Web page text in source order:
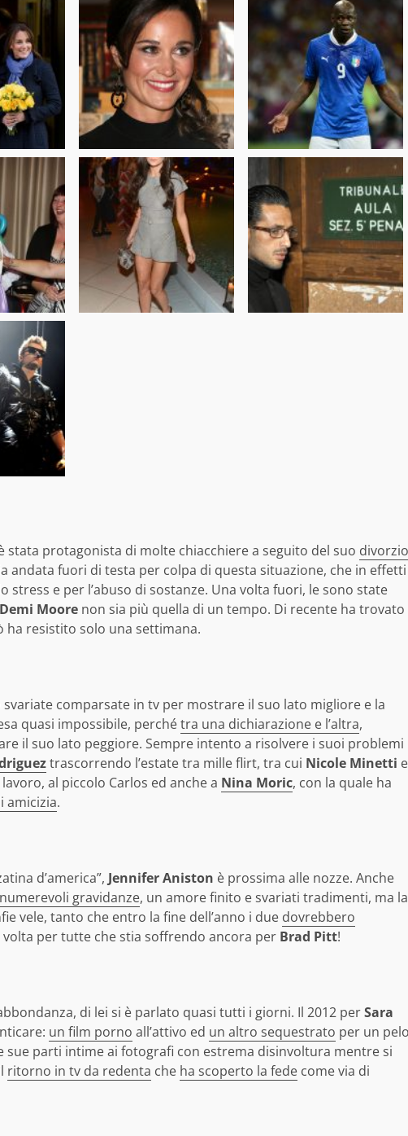
stata protagonista di molte chiacchiere a seguito del suo divorzio
andata fuori di testa per colpa di questa situazione, che in effetti
stress e per l’abuso di sostanze. Una volta fuori, le sono state
Demi Moore non sia più quella di un tempo. Di recente ha trovato
ha resistito solo una settimana.
comparsate in tv per mostrare il suo lato migliore e la
quasi impossibile, perchétra una dichiarazione e l’altra,
il suo lato peggiore. Sempre intento a risolvere i suoi problemi
trascorrendo l’estate tra mille flirt, tra cui Nicole Minetti e
al piccolo Carlos ed anche a Nina Moric, con la quale ha
amicizia.
d’america”, Jennifer Aniston è prossima alle nozze. Anche
gravidanze, un amore finito e svariati tradimenti, ma la
vele, tanto che entro la fine dell’anno i due dovrebbero
per tutte che stia soffrendo ancora per Brad Pitt!
di lei si è parlato quasi tutti i giorni. Il 2012 perSara
un film porno all’attivo ed un altro sequestrato per un
parti intime ai fotografi con estrema disinvoltura mentre si
ritorno in tv da redenta che ha scoperto la fede come via di